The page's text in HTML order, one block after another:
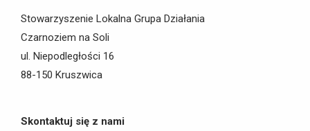
Stowarzyszenie Lokalna Grupa Działania
Czarnoziem na Soli
ul. Niepodległości 16
88-150 Kruszwica
Skontaktuj się z nami